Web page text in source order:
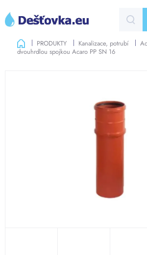
obsah
CZK
DomůPRODUKTY Kanalizace, potrubí
dvouhrdlou spojkou Acaro PP SN 16